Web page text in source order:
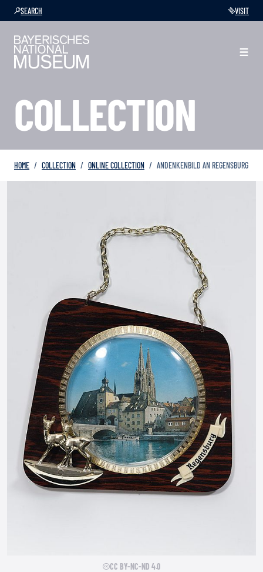
SEARCH VISIT
COLLECTION
HOME COLLECTION ONLINE COLLECTION ANDENKENBILD AN REGENSBURG
CC BY-NC-ND 4.0